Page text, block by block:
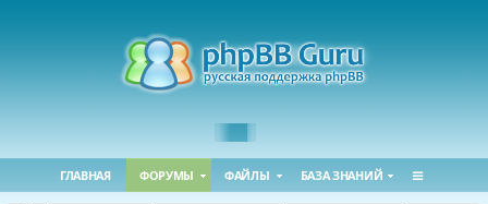
ГЛАВНАЯ ФОРУМЫ ФАЙЛЫ БАЗА ЗНАНИЙ